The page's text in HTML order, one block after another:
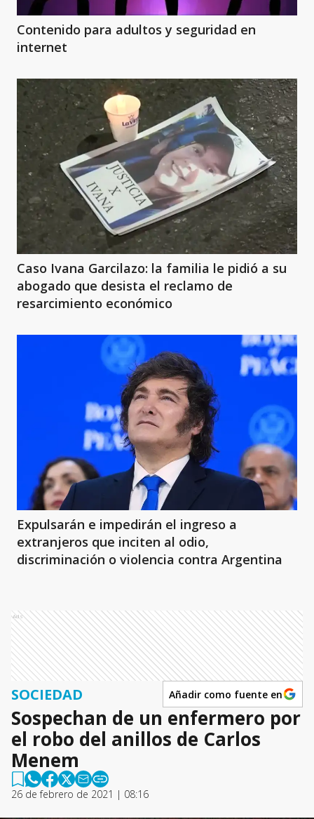
Contenido para adultos y seguridad en
internet
Caso Ivana Garcilazo: la familia le pidió a su
abogado que desista el reclamo de
resarcimiento económico
Expulsarán e impedirán el ingreso a
extranjeros que inciten al odio,
discriminación o violencia contra Argentina
Ads
SOCIEDAD Añadir como fuente en
Sospechan de un enfermero por
el robo del anillos de Carlos
Menem
26 de febrero de 2021 | 08:16